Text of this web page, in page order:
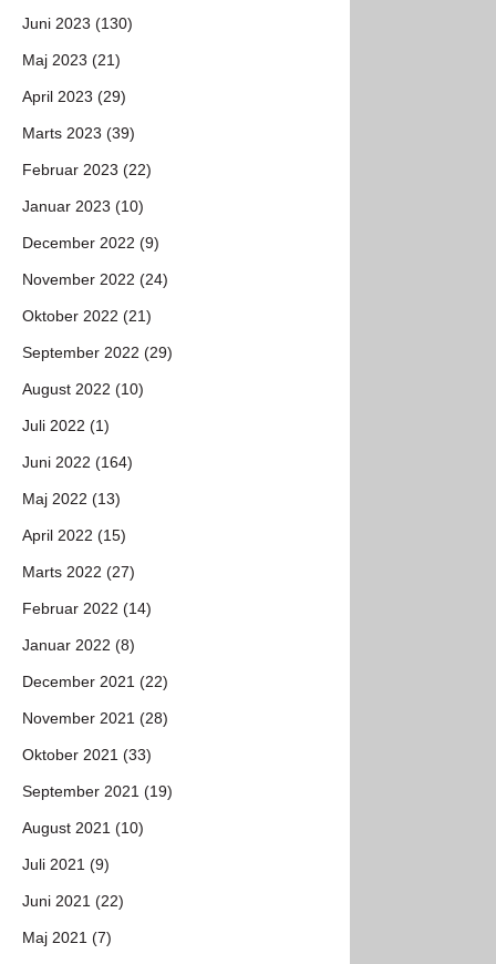
Juni 2023 (130)
Maj 2023 (21)
April 2023 (29)
Marts 2023 (39)
Februar 2023 (22)
Januar 2023 (10)
December 2022 (9)
November 2022 (24)
Oktober 2022 (21)
September 2022 (29)
August 2022 (10)
Juli 2022 (1)
Juni 2022 (164)
Maj 2022 (13)
April 2022 (15)
Marts 2022 (27)
Februar 2022 (14)
Januar 2022 (8)
December 2021 (22)
November 2021 (28)
Oktober 2021 (33)
September 2021 (19)
August 2021 (10)
Juli 2021 (9)
Juni 2021 (22)
Maj 2021 (7)